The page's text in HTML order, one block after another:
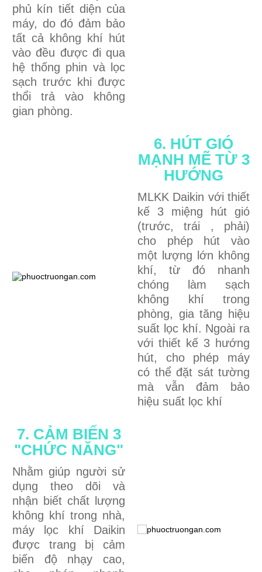
phủ kín tiết diện của
máy, do đó đảm bảo
tất cả không khí hút
vào đều được đi qua
hệ thống phin và lọc
sạch trước khi được
thổi trả vào không
gian phòng.
6. HÚT GIÓ
MẠNH MẼ TỪ 3
HƯỚNG
MLKK Daikin với thiết
kế 3 miệng hút gió
(trước, trái , phải)
cho phép hút vào
một lượng lớn không
khí, từ đó nhanh
chóng làm sạch
không khí trong
phòng, gia tăng hiệu
suất lọc khí. Ngoài ra
với thiết kế 3 hướng
hút, cho phép máy
có thể đặt sát tường
mà vẫn đảm bảo
hiệu suất lọc khí
7. CẢM BIẾN 3
"CHỨC NĂNG"
Nhằm giúp người sử
dụng theo dõi và
nhận biết chất lượng
không khí trong nhà,
máy lọc khí Daikin
được trang bị cảm
biến độ nhạy cao,